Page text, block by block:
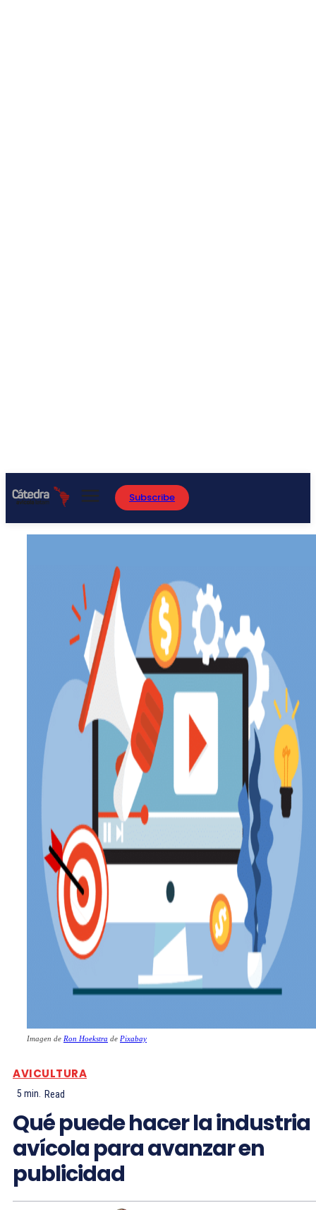
Subscribe
Imagen de Ron Hoekstra de Pixabay
AVICULTURA
5 min. Read
Qué puede hacer la industria
avícola para avanzar en
publicidad